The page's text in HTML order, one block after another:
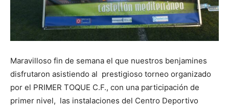
Maravilloso fin de semana el que nuestros benjamines
disfrutaron asistiendo al prestigioso torneo organizado
por el PRIMER TOQUE C.F., con una participación de
primer nivel, las instalaciones del Centro Deportivo